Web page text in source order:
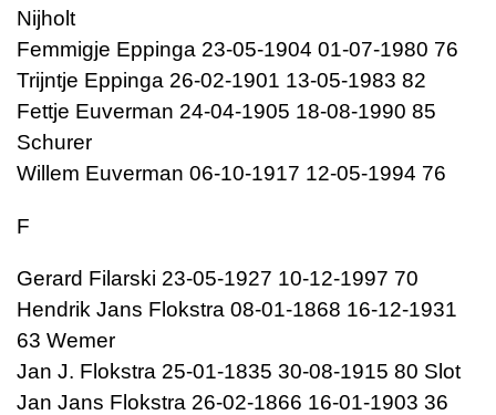
Nijholt
Femmigje Eppinga 23-05-1904 01-07-1980 76
Trijntje Eppinga 26-02-1901 13-05-1983 82
Fettje Euverman 24-04-1905 18-08-1990 85
Schurer
Willem Euverman 06-10-1917 12-05-1994 76
F
Gerard Filarski 23-05-1927 10-12-1997 70
Hendrik Jans Flokstra 08-01-1868 16-12-1931
63 Wemer
Jan J. Flokstra 25-01-1835 30-08-1915 80 Slot
Jan Jans Flokstra 26-02-1866 16-01-1903 36